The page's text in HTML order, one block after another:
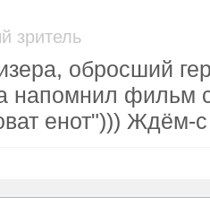
зритель
обросший
напомнил фильм
енот"))) Ждём-с